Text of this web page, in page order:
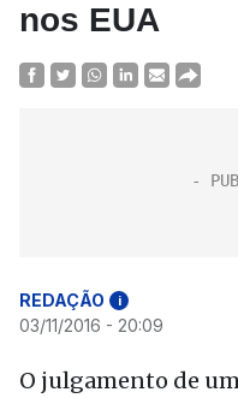
nos EUA
REDAÇÃO i
03/11/2016 - 20:09
O julgamento de